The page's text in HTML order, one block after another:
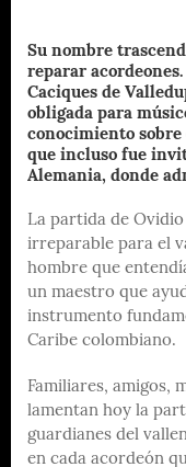
Su nombre
reparar
Caciques de
obligada para
conocimiento
que incluso fue
Alemania, donde
La partida de
irreparable para el
hombre que
un maestro que
instrumento
Caribe colombiano.
Familiares, amigos,
lamentan hoy la
guardianes del
en cada acordeón